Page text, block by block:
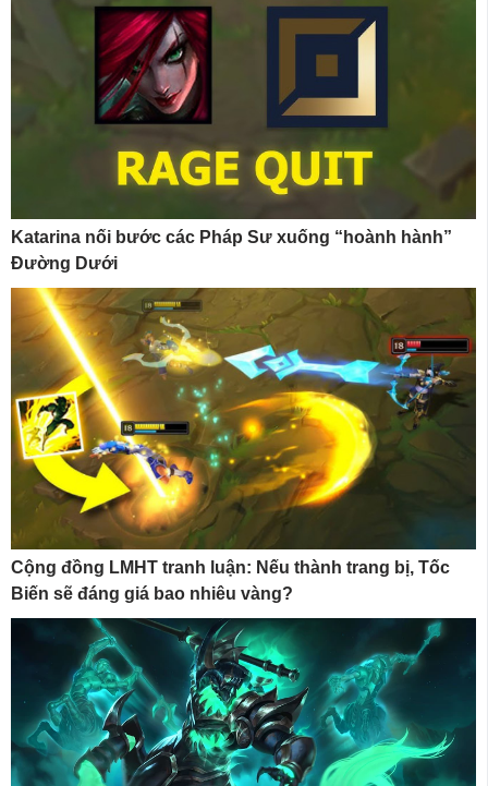
Katarina nối bước các Pháp Sư xuống “hoành hành”
Đường Dưới
Cộng đồng LMHT tranh luận: Nếu thành trang bị, Tốc
Biến sẽ đáng giá bao nhiêu vàng?